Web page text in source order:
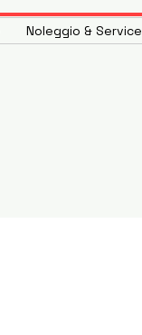
Noleggio & Service